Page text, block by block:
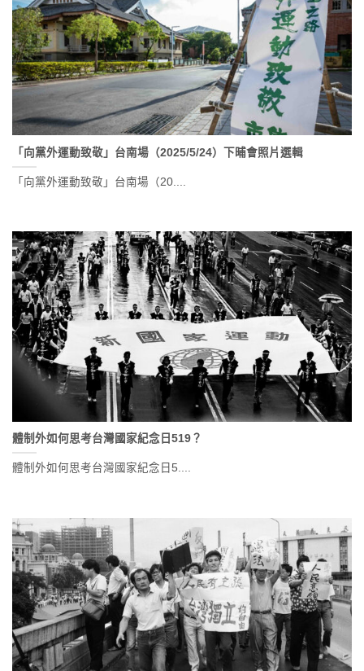
「向黨外運動致敬」台南場（2025/5/24）下晡會照片選輯
「向黨外運動致敬」台南場（20....
體制外如何思考台灣國家紀念日519？
體制外如何思考台灣國家紀念日5....